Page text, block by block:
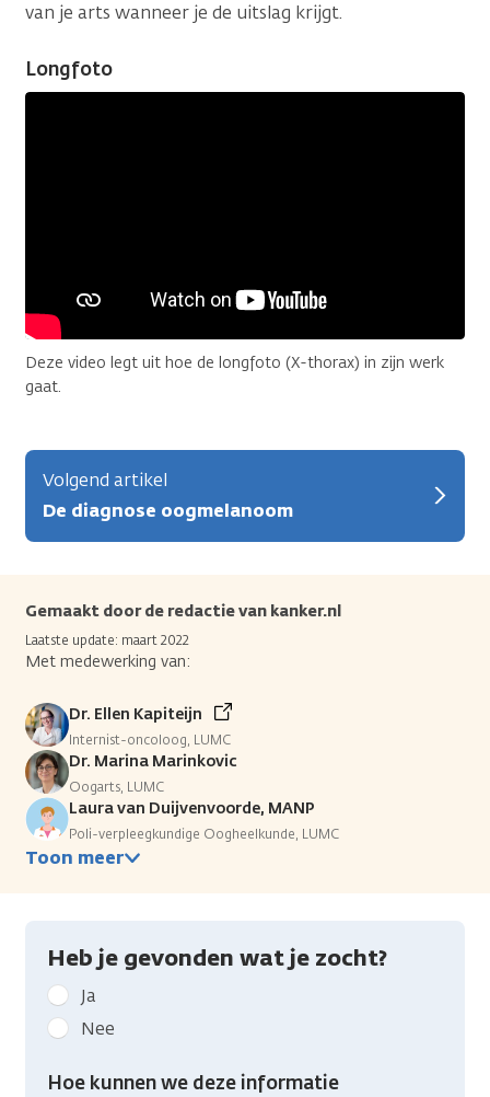
van je arts wanneer je de uitslag krijgt.
Longfoto
Deze video legt uit hoe de longfoto (X-thorax) in zijn werk
gaat.
Volgend artikel
De diagnose oogmelanoom
Gemaakt door de redactie van kanker.nl
Laatste update: maart 2022
Met medewerking van:
Dr. Ellen Kapiteijn
Internist-oncoloog, LUMC
Dr. Marina Marinkovic
Oogarts, LUMC
Laura van Duijvenvoorde, MANP
Poli-verpleegkundige Oogheelkunde, LUMC
Toon meer
Heb je gevonden wat je zocht?
Geef
kanker.nl
feedback:
Heb
Ja
Nee
Hoe kunnen we deze informatie